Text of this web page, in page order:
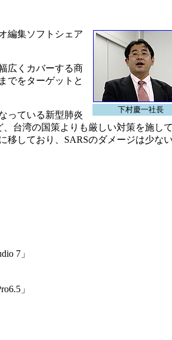
下村慶一社長
編集ソフトシェア
広くカバーする商
でをターゲットと
っている新型肺炎
台湾の国策よりも厳しい対策を施し
しており、SARSのダメージは少ない
7」
」